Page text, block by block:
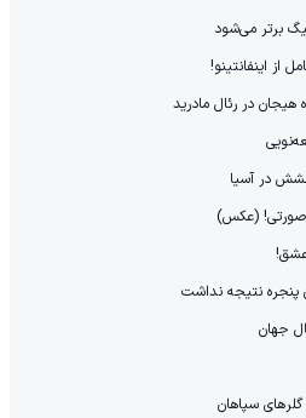
برتر می‌شود
اینفانتینو!
در رئال مادرید
در آسیا
صورتی! (عکس)
عشق!
پنجره نتیجه نداشت
جهان
سپاهان